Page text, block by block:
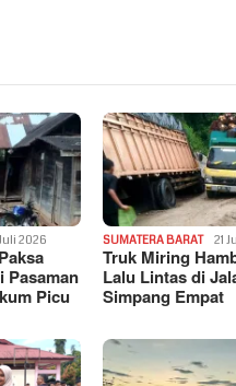
Juli 2026
Pasaman
Picu
SUMATERA BARAT 21
Truk Miring
Lalu Lintas di
Simpang Empat